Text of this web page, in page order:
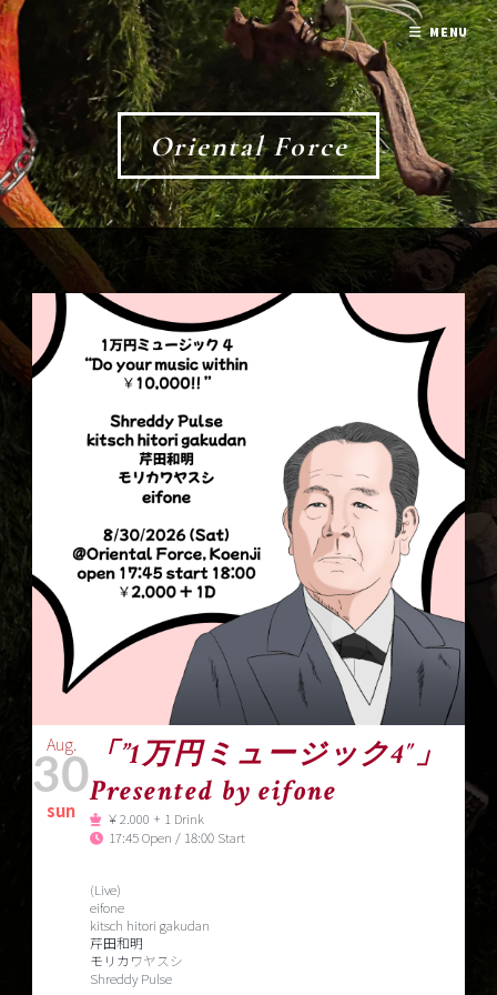
Oriental Force
Aug.
30
sun
「”1万円ミュージック4″」
Presented by eifone
￥2.000 + 1 Drink
17:45 Open / 18:00 Start
(Live)
eifone
kitsch hitori gakudan
芹田和明
モリカワヤスシ
Shreddy Pulse
MENU